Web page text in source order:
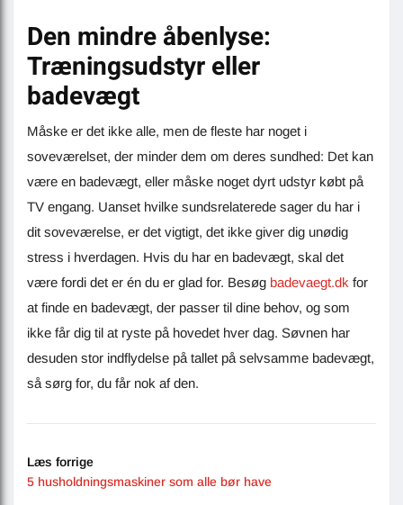
Den mindre åbenlyse:
Træningsudstyr eller
badevægt
Måske er det ikke alle, men de fleste har noget i
soveværelset, der minder dem om deres sundhed: Det kan
være en badevægt, eller måske noget dyrt udstyr købt på
TV engang. Uanset hvilke sundsrelaterede sager du har i
dit soveværelse, er det vigtigt, det ikke giver dig unødig
stress i hverdagen. Hvis du har en badevægt, skal det
være fordi det er én du er glad for. Besøg badevaegt.dk for
at finde en badevægt, der passer til dine behov, og som
ikke får dig til at ryste på hovedet hver dag. Søvnen har
desuden stor indflydelse på tallet på selvsamme badevægt,
så sørg for, du får nok af den.
Læs forrige
5 husholdningsmaskiner som alle bør have